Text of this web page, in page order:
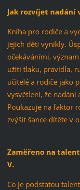
Jak rozvíjet nadání
Kniha pro rodiče a
jejich děti vynikly.
očekáváními,
užití tlaku, pravidla,
učitelé a rodiče jako
vysvětlení, že nadání
Poukazuje na faktor
zvýšit šance dítěte v
Zaměřeno na
V.
Co je podstatou